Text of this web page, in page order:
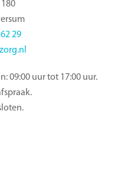
29
09:00 uur tot 17:00 uur.